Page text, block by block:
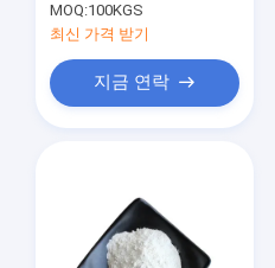
MOQ:100KGS
최신 가격 받기
지금 연락